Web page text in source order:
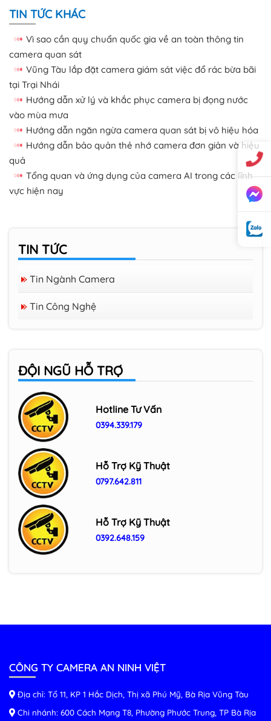
TIN TỨC KHÁC
Vì sao cần quy chuẩn quốc gia về an toàn thông tin
camera quan sát
Vũng Tàu lắp đặt camera giám sát việc đổ rác bừa bãi
tại Trại Nhái
Hướng dẫn xử lý và khắc phục camera bị đọng nước
vào mùa mưa
Hướng dẫn ngăn ngừa camera quan sát bị vô hiệu hóa
Hướng dẫn bảo quản thẻ nhớ camera đơn giản và hiệu
quả
Tổng quan và ứng dụng của camera AI trong các lĩnh
vực hiện nay
TIN TỨC
Tin Ngành Camera
Tin Công Nghệ
ĐỘI NGŨ HỖ TRỢ
Hotline Tư Vấn
0394.339.179
Hỗ Trợ Kỹ Thuật
0797.642.811
Hỗ Trợ Kỹ Thuật
0392.648.159
CÔNG TY CAMERA AN NINH VIỆT
Địa chỉ: Tổ 11, KP 1 Hắc Dịch, Thị xã Phú Mỹ, Bà Rịa Vũng Tàu
Chi nhánh: 600 Cách Mạng T8, Phường Phước Trung, TP Bà Rịa